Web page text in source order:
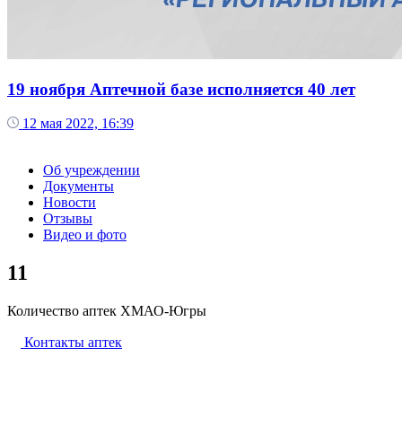
19 ноября Аптечной базе исполняется 40 лет
12 мая 2022, 16:39
Об учреждении
Документы
Новости
Отзывы
Видео и фото
11
Количество аптек ХМАО-Югры
Контакты аптек